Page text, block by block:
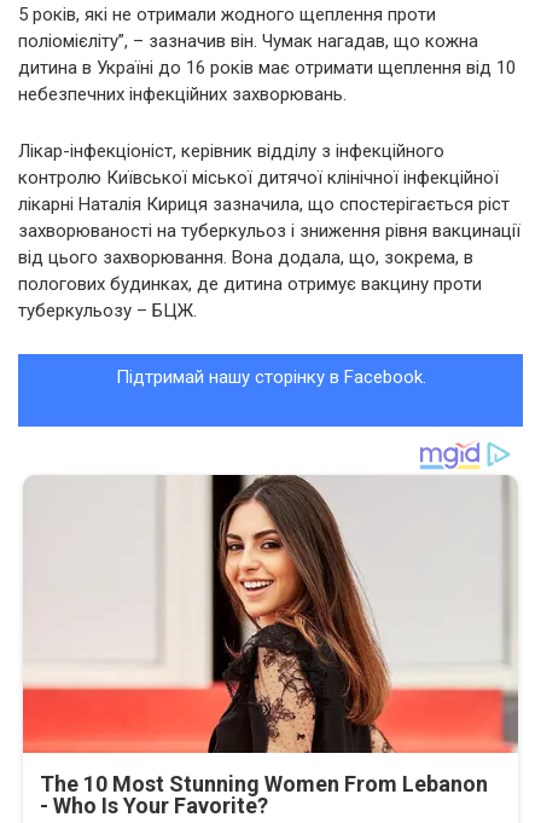
5 років, які не отримали жодного щеплення проти
поліомієліту”, – зазначив він. Чумак нагадав, що кожна
дитина в Україні до 16 років має отримати щеплення від 10
небезпечних інфекційних захворювань.
Лікар-інфекціоніст, керівник відділу з інфекційного
контролю Київської міської дитячої клінічної інфекційної
лікарні Наталія Кириця зазначила, що спостерігається ріст
захворюваності на туберкульоз і зниження рівня вакцинації
від цього захворювання. Вона додала, що, зокрема, в
пологових будинках, де дитина отримує вакцину проти
туберкульозу – БЦЖ.
Підтримай нашу сторінку в Facebook.